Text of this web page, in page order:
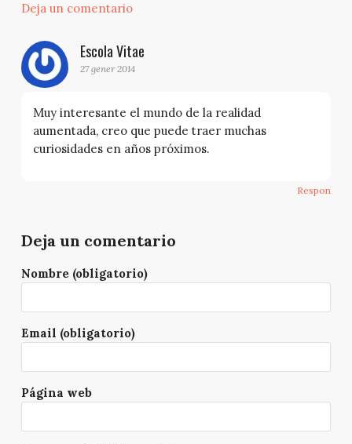
Deja un comentario
Escola Vitae
27 gener 2014
Muy interesante el mundo de la realidad
aumentada, creo que puede traer muchas
curiosidades en años próximos.
Respon
Deja un comentario
Nombre (obligatorio)
Email (obligatorio)
Página web